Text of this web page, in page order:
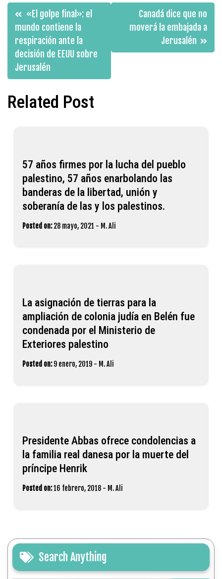
Navegación
de
entradas
«El golpe final»: el
mundo contiene la
respiración ante la
decisión de EEUU sobre
Jerusalén
Canadá dice que no
moverá la embajada a
Jerusalén
Related Post
57 años firmes por la lucha del pueblo
palestino, 57 años enarbolando las
banderas de la libertad, unión y
soberanía de las y los palestinos.
Posted on: 28 mayo, 2021 - M. Ali
La asignación de tierras para la
ampliación de colonia judía en Belén fue
condenada por el Ministerio de
Exteriores palestino
Posted on: 9 enero, 2019 - M. Ali
Presidente Abbas ofrece condolencias a
la familia real danesa por la muerte del
príncipe Henrik
Posted on:16 febrero, 2018 - M. Ali
Search Anything